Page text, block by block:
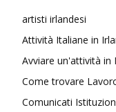
artisti irlandesi
Attività Italiane in
Avviare un'attività in
Come trovare
Comunicati